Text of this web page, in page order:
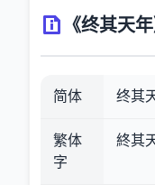
《终其天
简体 终其
繁体
字
終其